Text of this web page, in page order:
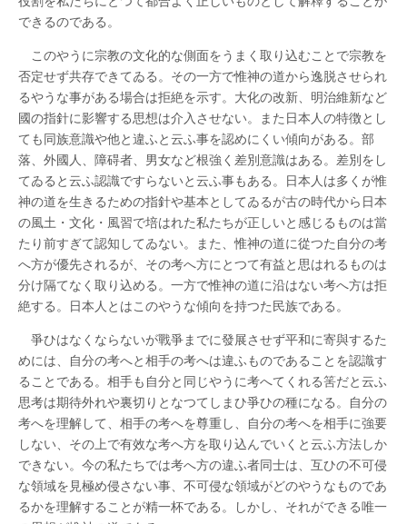
できるのである。
このやうに宗教の文化的な側面をうまく取り込むことで宗教を
否定せず共存できてゐる。その一方で惟神の道から逸脱させられ
るやうな事がある場合は拒絶を示す。大化の改新、明治維新など
國の指針に影響する思想は介入させない。また日本人の特徴とし
ても同族意識や他と違ふと云ふ事を認めにくい傾向がある。部
落、外國人、障碍者、男女など根強く差別意識はある。差別をし
てゐると云ふ認識ですらないと云ふ事もある。日本人は多くが惟
神の道を生きるための指針や基本としてゐるが古の時代から日本
の風土・文化・風習で培はれた私たちが正しいと感じるものは當
たり前すぎて認知してゐない。また、惟神の道に從つた自分の考
へ方が優先されるが、その考へ方にとつて有益と思はれるものは
分け隔てなく取り込める。一方で惟神の道に沿はない考へ方は拒
絶する。日本人とはこのやうな傾向を持つた民族である。
爭ひはなくならないが戰爭までに發展させず平和に寄與するた
めには、自分の考へと相手の考へは違ふものであることを認識す
ることである。相手も自分と同じやうに考へてくれる筈だと云ふ
思考は期待外れや裏切りとなつてしまひ爭ひの種になる。自分の
考へを理解して、相手の考へを尊重し、自分の考へを相手に強要
しない、その上で有效な考へ方を取り込んでいくと云ふ方法しか
できない。今の私たちでは考へ方の違ふ者同士は、互ひの不可侵
な領域を見極め侵さない事、不可侵な領域がどのやうなものであ
るかを理解することが精一杯である。しかし、それができる唯一